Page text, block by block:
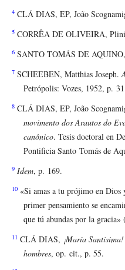
4 CLÁ DIAS, EP, João
5 CORRÊA DE OLIVEIRA,
6 SANTO TOMÁS DE
7 SCHEEBEN, Matthias Joseph.
Petrópolis: Vozes, 1952, p.
8 CLÁ DIAS, EP, João
movimento dos Arautos do
canônico. Tesis doctoral en
Pontificia Santo Tomás de
9 Idem, p. 169.
10 «Si amas a tu prójimo en Dios
primer pensamiento se
que tú abundas por la
11 CLÁ DIAS, ¡María
hombres, op. cit., p. 55.